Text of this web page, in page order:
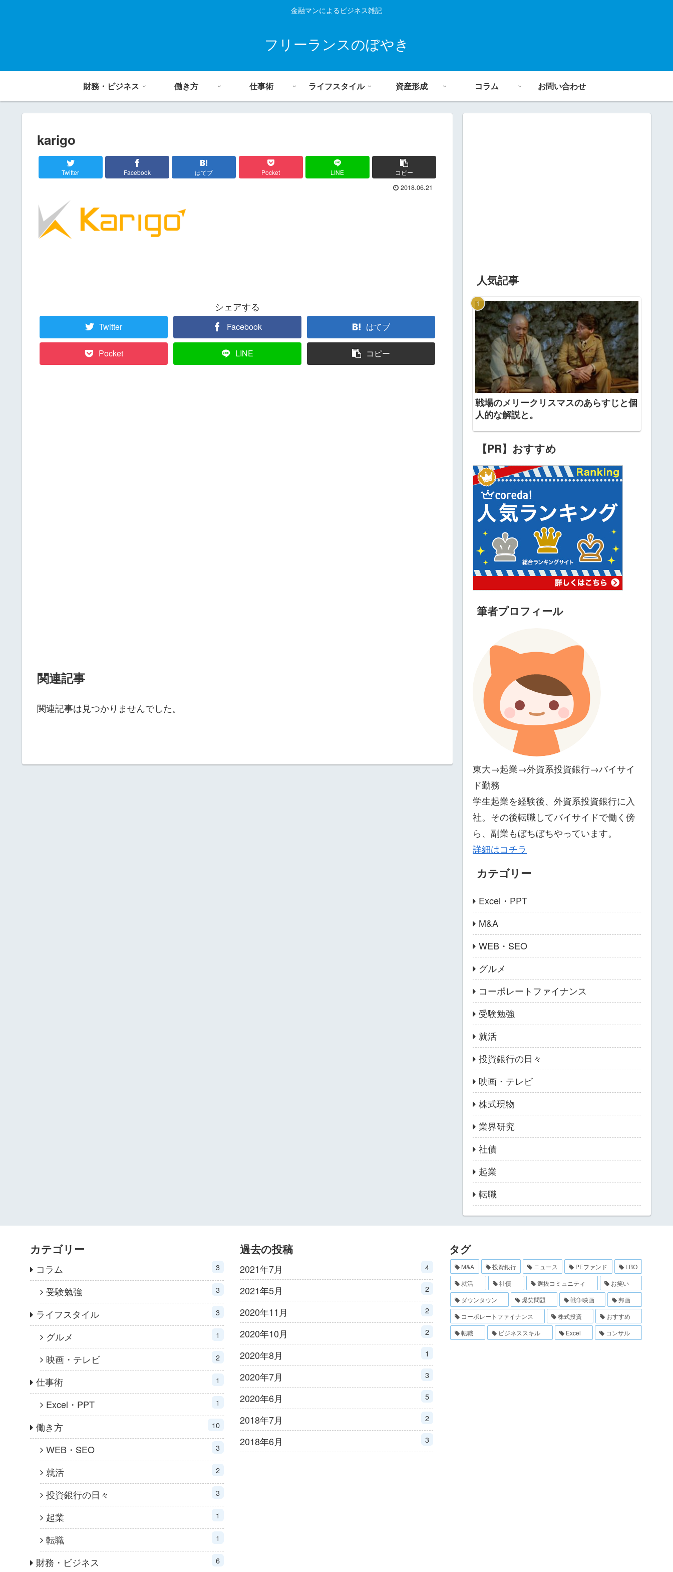
金融マンによるビジネス雑記
フリーランスのぼやき
財務・ビジネス 働き方 仕事術 ライフスタイル 資産形成 コラム お問い合わせ
karigo
Twitter Facebook はてブ Pocket LINE コピー
2018.06.21
シェアする
Twitter Facebook はてブ
Pocket LINE コピー
関連記事
関連記事は見つかりませんでした。
人気記事
戦場のメリークリスマスのあらすじと個
人的な解説と。
【PR】おすすめ
筆者プロフィール
東大→起業→外資系投資銀行→バイサイ
ド勤務
学生起業を経験後、外資系投資銀行に入
社。その後転職してバイサイドで働く傍
ら、副業もぼちぼちやっています。
詳細はコチラ
カテゴリー
Excel・PPT
M&A
WEB・SEO
グルメ
コーポレートファイナンス
受験勉強
就活
投資銀行の日々
映画・テレビ
株式現物
業界研究
社債
起業
転職
カテゴリー
コラム 3
受験勉強 3
ライフスタイル 3
グルメ 1
映画・テレビ 2
仕事術 1
Excel・PPT 1
働き方 10
WEB・SEO 3
就活 2
投資銀行の日々 3
起業 1
転職 1
財務・ビジネス 6
過去の投稿
2021年7月 4
2021年5月 2
2020年11月 2
2020年10月 2
2020年8月 1
2020年7月 3
2020年6月 5
2018年7月 2
2018年6月 3
タグ
M&A 投資銀行 ニュース PEファンド
LBO
就活
社債 選抜コミュニティ
お笑い
ダウンタウン
爆笑問題 戦争映画
邦画
コーポレートファイナンス
株式投資
おすすめ
転職
ビジネススキル Excel コンサル